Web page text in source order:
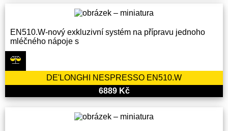
EN510.W-nový exkluzivní systém na přípravu jednoho
mléčného nápoje s
DE'LONGHI NESPRESSO EN510.W
6889 Kč